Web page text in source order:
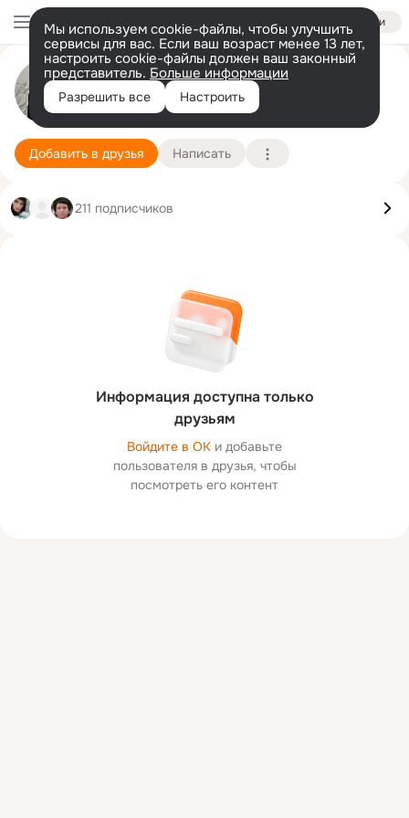
Войти
Мы используем cookie-файлы, чтобы улучшить
сервисы для вас. Если ваш возраст менее 13 лет,
настроить cookie-файлы должен ваш законный
представитель. Больше информации
Разрешить все Настроить
Наталия Наталия
Оренбург 23 апреля
Добавить в друзья Написать
Информация доступна только
друзьям
Войдите в ОК и добавьте
пользователя в друзья, чтобы
посмотреть его контент
211 подписчиков